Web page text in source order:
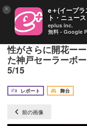
高崎翔太を客演に
性がさらに開花ー
た神戸セーラーボ
5/15
レポート
舞台
前の画像
× e＋(イープ
ト・ニュー
eplus inc.
無料 - Google